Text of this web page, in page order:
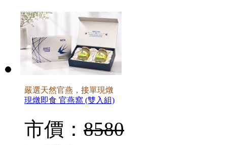
嚴選天然官燕，接單現燉
現燉即食 官燕窩 (雙入組)
市價： 8580